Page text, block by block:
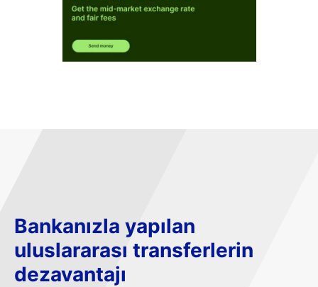
Bankanızla yapılan
uluslararası transferlerin
dezavantajı